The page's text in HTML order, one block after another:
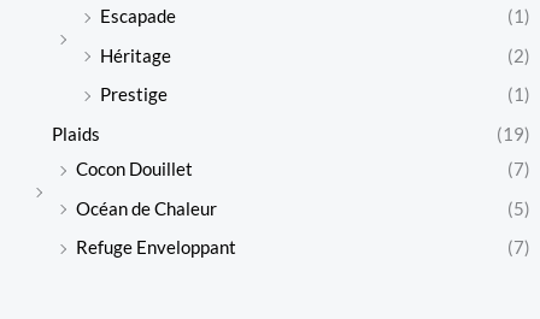
Escapade
(1)
Héritage
(2)
Prestige
(1)
Plaids
(19)
Cocon Douillet
(7)
Océan de Chaleur
(5)
Refuge Enveloppant
(7)